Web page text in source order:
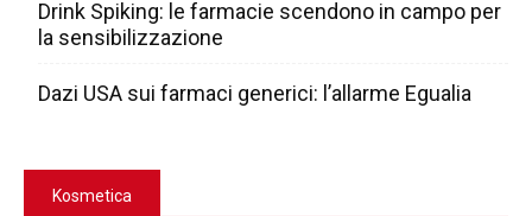
Drink Spiking: le farmacie scendono in campo per
la sensibilizzazione
Dazi USA sui farmaci generici: l’allarme Egualia
Kosmetica